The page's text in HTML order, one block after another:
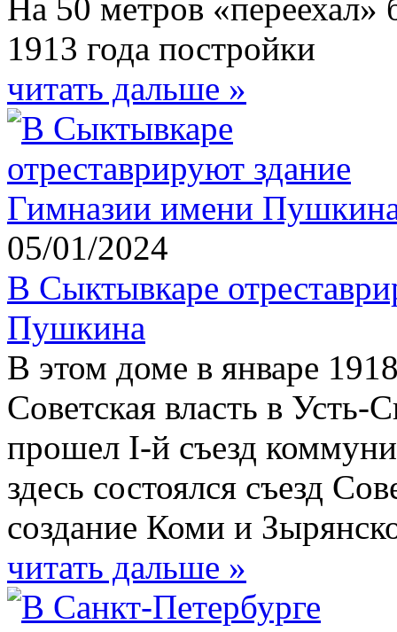
На 50 метров
1913 года постройки
читать дальше »
05/01/2024
В Сыктывкаре
Пушкина
В этом доме в январе
Советская власть в Усть-
прошел I-й съезд
здесь состоялся съезд
создание Коми и
читать дальше »